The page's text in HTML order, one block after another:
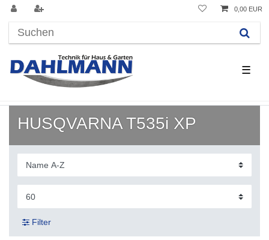
☰
0,00 EUR
HUSQVARNA T535i XP
Filter